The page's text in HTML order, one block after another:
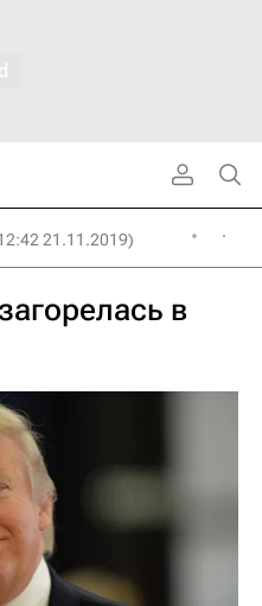
21.11.2019)
в